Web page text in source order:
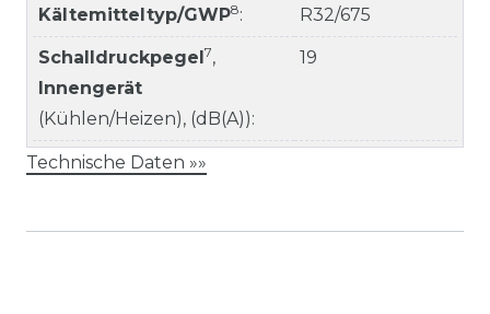
Kältemitteltyp/GWP8: R32/675
Schalldruckpegel 7,
Innengerät
(Kühlen/Heizen), (dB(A)):
19
Technische Daten »»